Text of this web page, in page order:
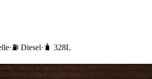
·⛽️ Diesel· 🧳 328L